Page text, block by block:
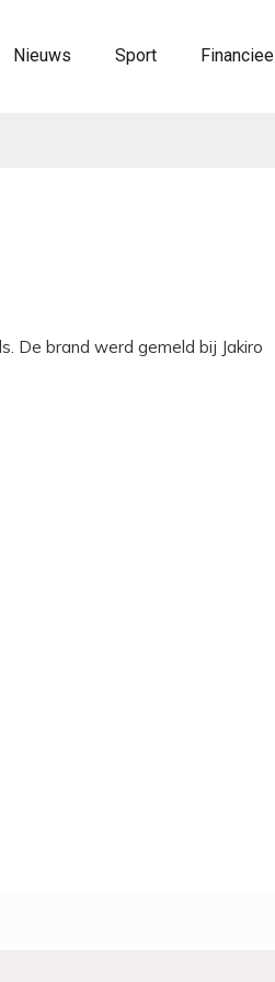
Nieuws Sport Financieel
De brand werd gemeld bij Jakiro